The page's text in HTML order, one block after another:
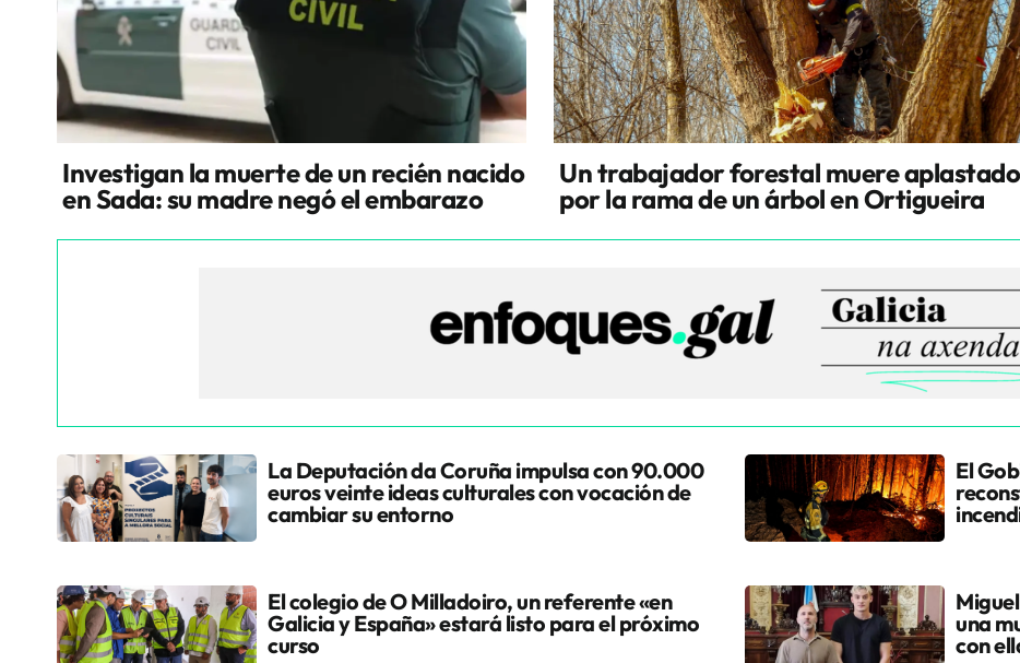
Investigan la muerte de un recién nacido
en Sada: su madre negó el embarazo
Un trabajador forestal muere aplastado
por la rama de un árbol en Ortigueira
La Deputación da Coruña impulsa con 90.000
euros veinte ideas culturales con vocación de
cambiar su entorno
El
El colegio de O Milladoiro, un referente «en
Galicia y España» estará listo para el próximo
curso
una
con